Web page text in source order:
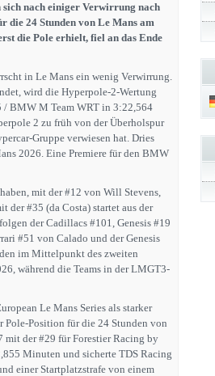
nach einiger Verwirrung nach
die 24 Stunden von Le Mans am
die Pole erhielt, fiel an das Ende
in Le Mans ein wenig Verwirrung.
wird die Hyperpole-2-Wertung
BMW M Team WRT in 3:22,564
2 zu früh von der Überholspur
Gruppe verwiesen hat. Dries
2026. Eine Premiere für den BMW
mit der #12 von Will Stevens,
der #35 (da Costa) startet aus der
der Cadillacs #101, Genesis #19
#51 von Calado und der Genesis
im Mittelpunkt des zweiten
während die Teams in der LMGT3-
Le Mans Series als starker
Pole-Position für die 24 Stunden von
mit der #29 für Forestier Racing by
Minuten und sicherte TDS Racing
einer Startplatzstrafe von einem